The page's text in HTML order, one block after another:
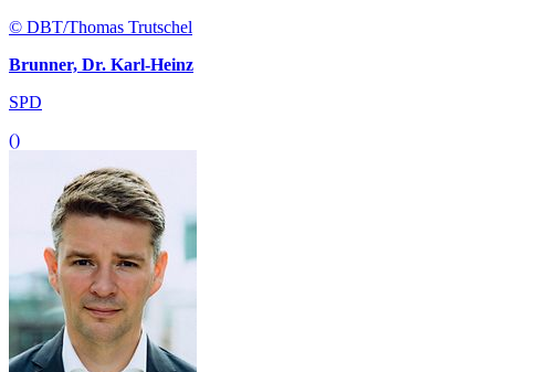
© DBT/Thomas Trutschel
Brunner, Dr. Karl-Heinz
SPD
()